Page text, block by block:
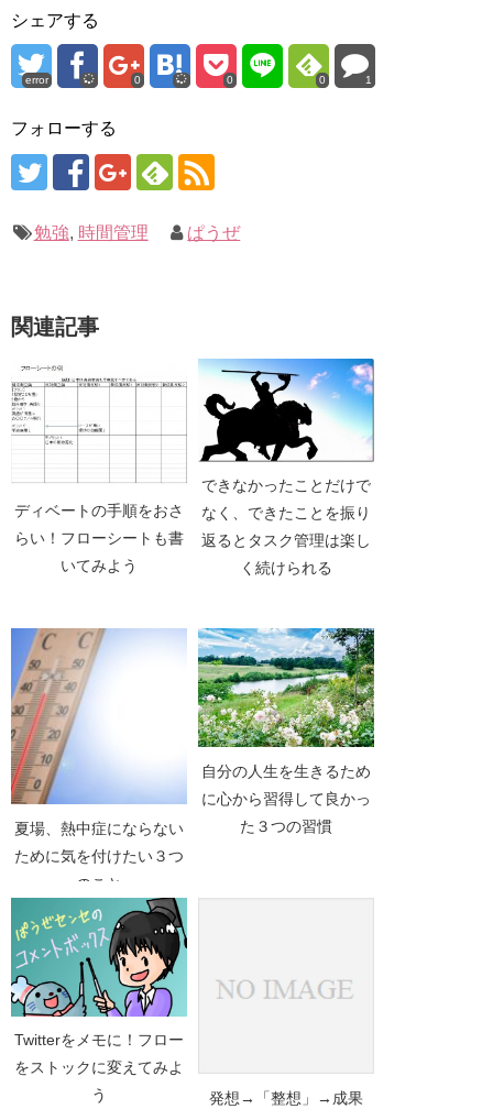
シェアする
error 0 0 0 1
フォローする
勉強, 時間管理 ぱうぜ
関連記事
ディベートの手順をおさ
らい！フローシートも書
いてみよう
できなかったことだけで
なく、できたことを振り
返るとタスク管理は楽し
く続けられる
夏場、熱中症にならない
ために気を付けたい３つ
のこと
自分の人生を生きるため
に心から習得して良かっ
た３つの習慣
Twitterをメモに！フロー
をストックに変えてみよ
う
発想→「整想」→成果